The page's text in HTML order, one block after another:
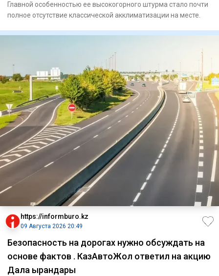
Главной особенностью ее высокогорного штурма стало почти
полное отсутствие классической акклиматизации на месте.
https://informburo.kz
09 Августа 2026 20:49
Безопасность на дорогах нужно обсуждать на
основе фактов . КазАвтоЖол ответил на акцию
Дала Қырандары